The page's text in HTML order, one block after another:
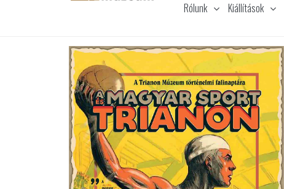
Rólunk Kiállítások